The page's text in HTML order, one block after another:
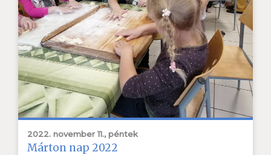
2022. november 11., péntek
Márton nap 2022